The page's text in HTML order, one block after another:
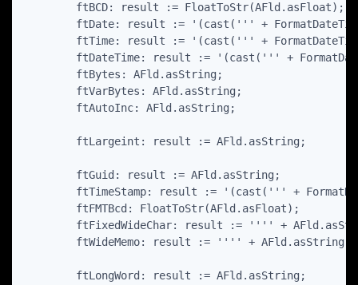
        ftBCD: result := FloatToStr(AFld.asFloat);
ftDate: result := '(cast(''' +
ftTime: result := '(cast(''' +
ftDateTime: result := '(cast(''' +
        ftBytes: AFld.asString;
        ftVarBytes: AFld.asString;
        ftAutoInc: AFld.asString;
        ftLargeint: result := AFld.asString;
        ftGuid: result := AFld.asString;
ftTimeStamp: result := '(cast(''' +
        ftFMTBcd: FloatToStr(AFld.asFloat);
ftFixedWideChar: result := '''' +
ftWideMemo: result := '''' +
        ftLongWord: result := AFld.asString;